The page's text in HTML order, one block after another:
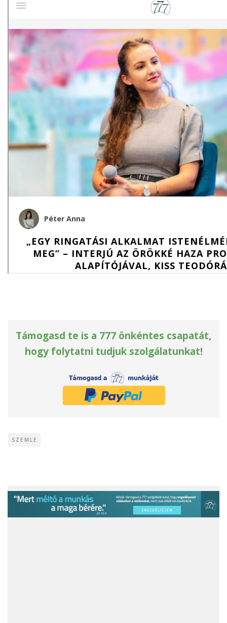
Támogasd te is a 777 önkéntes csapatát,
hogy folytatni tudjuk szolgálatunkat!
SZEMLE